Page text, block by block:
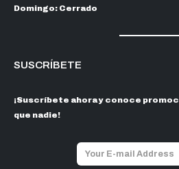
Domingo: Cerrado
SUSCRÍBETE
¡Suscríbete ahora y conoce
que nadie!